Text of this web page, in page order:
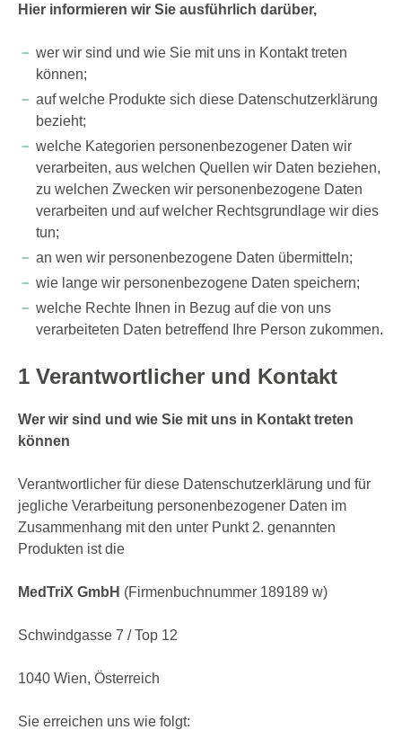
Hier informieren wir Sie ausführlich darüber,
wer wir sind und wie Sie mit uns in Kontakt treten
können;
auf welche Produkte sich diese Datenschutzerklärung
bezieht;
welche Kategorien personenbezogener Daten wir
verarbeiten, aus welchen Quellen wir Daten beziehen,
zu welchen Zwecken wir personenbezogene Daten
verarbeiten und auf welcher Rechtsgrundlage wir dies
tun;
an wen wir personenbezogene Daten übermitteln;
wie lange wir personenbezogene Daten speichern;
welche Rechte Ihnen in Bezug auf die von uns
verarbeiteten Daten betreffend Ihre Person zukommen.
1 Verantwortlicher und Kontakt
Wer wir sind und wie Sie mit uns in Kontakt treten
können
Verantwortlicher für diese Datenschutzerklärung und für
jegliche Verarbeitung personenbezogener Daten im
Zusammenhang mit den unter Punkt 2. genannten
Produkten ist die
MedTriX GmbH (Firmenbuchnummer 189189 w)
Schwindgasse 7 / Top 12
1040 Wien, Österreich
Sie erreichen uns wie folgt: